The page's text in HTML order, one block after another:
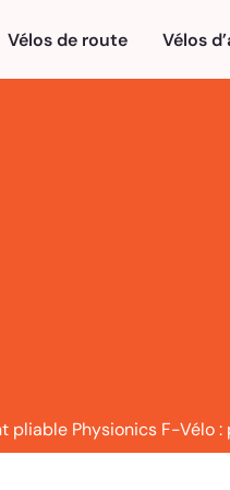
Vélos de route Vélos
pliable Physionics F-Vélo